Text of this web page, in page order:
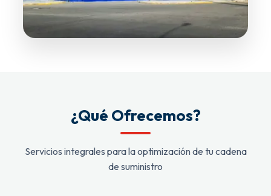
¿Qué Ofrecemos?
Servicios integrales para la optimización de tu cadena
de suministro